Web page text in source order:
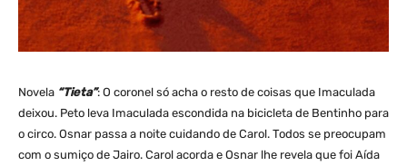
Novela “Tieta”: O coronel só acha o resto de coisas que Imaculada
deixou. Peto leva Imaculada escondida na bicicleta de Bentinho para
o circo. Osnar passa a noite cuidando de Carol. Todos se preocupam
com o sumiço de Jairo. Carol acorda e Osnar lhe revela que foi Aída